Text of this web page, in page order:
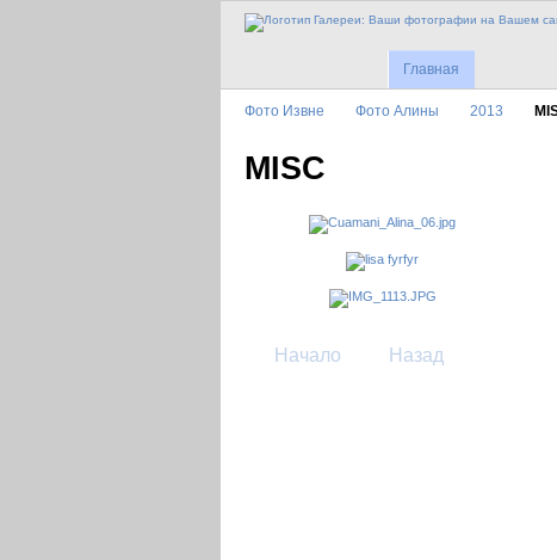
Главная
Фото Извне Фото Алины 2013
MISC
Начало Назад